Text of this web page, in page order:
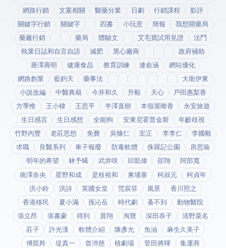
網路行銷
文案相關 醫藥分業 日劇 行銷課程
影評
關鍵字行銷
關鍵字 四書 小玩意 簡報
我想開藥局
藥廠行銷
藥局 體驗文 艾毛寶試用見證
法鬥
執業日誌和自言自語
減肥 黑心廠商
政府補助
唐澤壽明
健康食品 教育訓練 連俞涵
網站優化
網路創業
藍鈞天 藥事法
大衛伊東
小說改編
中醫典籍 今井和久 升毅 天心
戶田惠梨香
方季惟
王小棣 王思平 半澤直樹 本假屋唯香
永安旅遊
生日感言
生日感想 全能狗 安東尼霍普金斯
年齡歧視
竹野內豐
老莊思想 免費 吳慷仁 宏正 李李仁
李國毅
求職
良醫系列 車子報廢 防毒軟體 侏羅記公園
房思瑜
明年的希望
林予晞 武井咲 邱凱偉 邵翔
阿部寬
南澤奈央
星野和成 是枝裕和 柬埔寨 柯叔元
柯貞年
洪小鈴
洪詩 英國女皇 范宸菲 風景
香川照之
香港移民
夏小滿 孫沁岳 時代劇 蚤不到
動物醫院
張立昂
張書豪 得到app 晨翔 淘寶 深田恭子
清野菜名
莊子
許光漢 軟體介紹 陳彥允 魚油
麻生久美子
傅凱羚
堤真一 曾沛慈 植劇場 菅田將暉 集運商